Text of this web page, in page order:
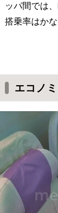
ッパ間では
搭乗率はかな
エコノ